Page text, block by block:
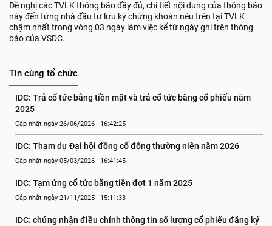
Đề nghị các TVLK thông báo đầy đủ, chi tiết nội dung của thông báo
này đến từng nhà đầu tư lưu ký chứng khoán nêu trên tại TVLK
chậm nhất trong vòng 03 ngày làm việc kể từ ngày ghi trên thông
báo của VSDC.
Tin cùng tổ chức
IDC: Trả cổ tức bằng tiền mặt và trả cổ tức bằng cổ phiếu năm
2025
Cập nhật ngày 26/06/2026 - 16:42:25
IDC: Tham dự Đại hội đồng cổ đông thường niên năm 2026
Cập nhật ngày 05/03/2026 - 16:41:45
IDC: Tạm ứng cổ tức bằng tiền đợt 1 năm 2025
Cập nhật ngày 21/11/2025 - 15:11:33
IDC: chứng nhận điều chỉnh thông tin số lượng cổ phiếu đăng ký